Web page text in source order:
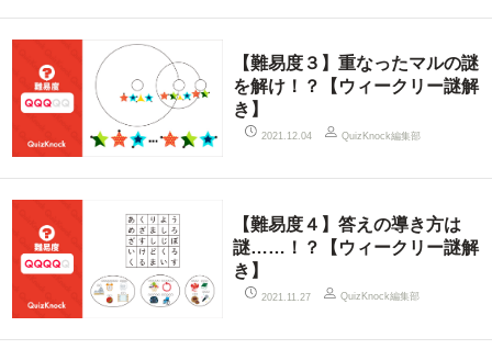
【難易度３】重なったマルの謎
を解け！？【ウィークリー謎解
き】
2021.12.04 QuizKnock編集部
【難易度４】答えの導き方は
謎……！？【ウィークリー謎解
き】
2021.11.27 QuizKnock編集部